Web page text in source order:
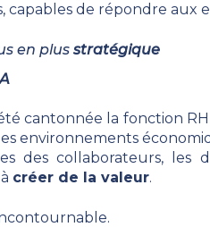
de répondre aux
en plusstratégique
cantonnée la fonction RH
environnements
des collaborateurs, les
créer de la valeur.